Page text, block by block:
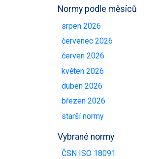
Normy podle měsíců
srpen 2026
červenec 2026
červen 2026
květen 2026
duben 2026
březen 2026
starší normy
Vybrané normy
ČSN ISO 18091